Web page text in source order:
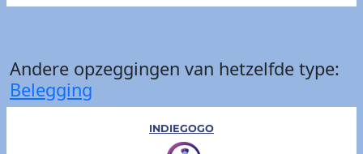
Andere opzeggingen van hetzelfde type:
Belegging
INDIEGOGO